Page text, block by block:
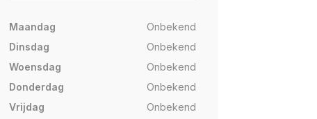
Maandag
Onbekend
Dinsdag
Onbekend
Woensdag
Onbekend
Donderdag
Onbekend
Vrijdag
Onbekend